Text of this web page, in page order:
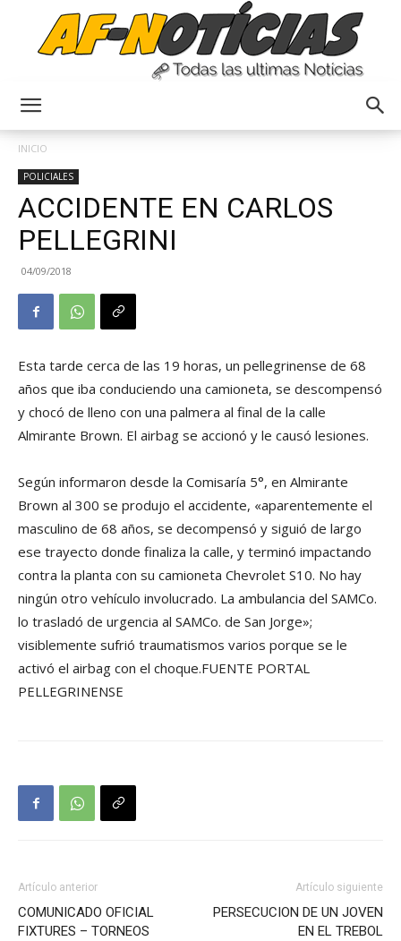
INICIO
POLICIALES
ACCIDENTE EN CARLOS
PELLEGRINI
04/09/2018
Esta tarde cerca de las 19 horas, un pellegrinense de 68
años que iba conduciendo una camioneta, se descompensó
y chocó de lleno con una palmera al final de la calle
Almirante Brown. El airbag se accionó y le causó lesiones.
Según informaron desde la Comisaría 5°, en Almirante
Brown al 300 se produjo el accidente, «aparentemente el
masculino de 68 años, se decompensó y siguió de largo
ese trayecto donde finaliza la calle, y terminó impactando
contra la planta con su camioneta Chevrolet S10. No hay
ningún otro vehículo involucrado. La ambulancia del SAMCo.
lo trasladó de urgencia al SAMCo. de San Jorge»;
visiblemente sufrió traumatismos varios porque se le
activó el airbag con el choque.FUENTE PORTAL
PELLEGRINENSE
Artículo anterior
COMUNICADO OFICIAL
FIXTURES – TORNEOS
Artículo siguiente
PERSECUCION DE UN JOVEN
EN EL TREBOL